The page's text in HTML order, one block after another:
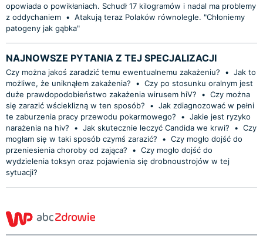
opowiada o powikłaniach. Schudł 17 kilogramów i nadal ma problemy
z oddychaniem • Atakują teraz Polaków równolegle. "Chłoniemy
patogeny jak gąbka"
NAJNOWSZE PYTANIA Z TEJ SPECJALIZACJI
Czy można jakoś zaradzić temu ewentualnemu zakażeniu? • Jak to
możliwe, że uniknąłem zakażenia?
• Czy po stosunku oralnym jest
duże prawdopodobieństwo zakażenia wirusem hiV?
• Czy można
się zarazić wścieklizną w ten sposób?
• Jak zdiagnozować w pełni
te zaburzenia pracy przewodu pokarmowego?
• Jakie jest ryzyko
narażenia na hiv?
• Jak skutecznie leczyć Candida we krwi? • Czy
mogłam się w taki sposób czymś zarazić?
• Czy mogło dojść do
przeniesienia choroby od zająca?
• Czy mogło dojść do
wydzielenia toksyn oraz pojawienia się drobnoustrojów w tej
sytuacji?